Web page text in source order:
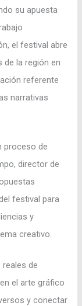
su apuesta
el festival abre
la región en
referente
narrativas
proceso de
director de
festival para
y
creativo.
de
el arte gráfico
y conectar